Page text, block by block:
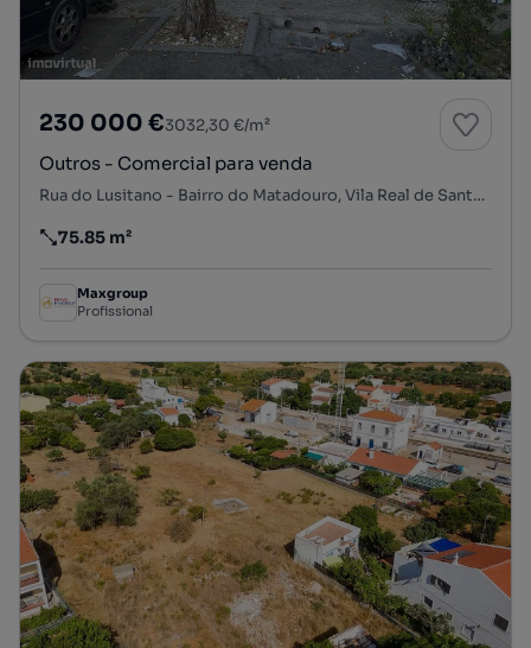
230 000 €3032,30 €/m²
Outros - Comercial para venda
Rua do Lusitano - Bairro do Matadouro, Vila Real de Santo António, Vila Real de Santo António, Faro
Preço por metro quadrado
75.85 m²
Maxgroup
Profissional